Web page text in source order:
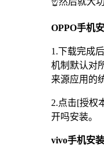
OPPO手机
1.下载完成
机制默认对
来源应用的
2.点击[授权
开吗安装。
vivo手机安